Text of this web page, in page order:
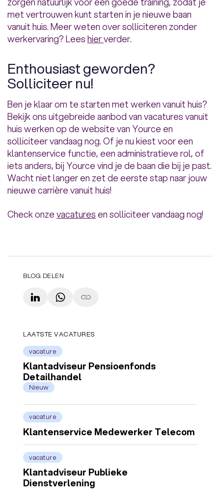
met vertrouwen kunt starten in je nieuwe baan
vanuit huis. Meer weten over solliciteren zonder
werkervaring? Leeshierverder.
Enthousiast geworden?
Solliciteer nu!
Ben je klaar om te starten met werken vanuit huis?
Bekijk ons uitgebreide aanbod van vacatures vanuit
huis werken op de website van Yource en
solliciteer vandaag nog. Of je nu kiest voor een
klantenservice functie, een administratieve rol, of
iets anders, bij Yource vind je de baan die bij je past.
Wacht niet langer en zet de eerste stap naar jouw
nieuwe carrière vanuit huis!
Check onzevacatures en solliciteer vandaag nog!
BLOG DELEN
LinkedInWhatsAppCopy link
LAATSTE VACATURES
vacature
Klantadviseur Pensioenfonds
Detailhandel
Nieuw
vacature
Klantenservice Medewerker Telecom
vacature
Klantadviseur Publieke
Dienstverlening